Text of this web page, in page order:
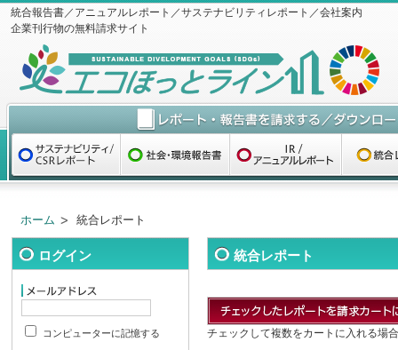
統合報告書／アニュアルレポート／サステナビリティレポート／会社案内
企業刊行物の無料請求サイト
ホーム 統合レポート
ログイン
コンピューターに記憶する
統合レポート
チェックして複数をカートに入れる場